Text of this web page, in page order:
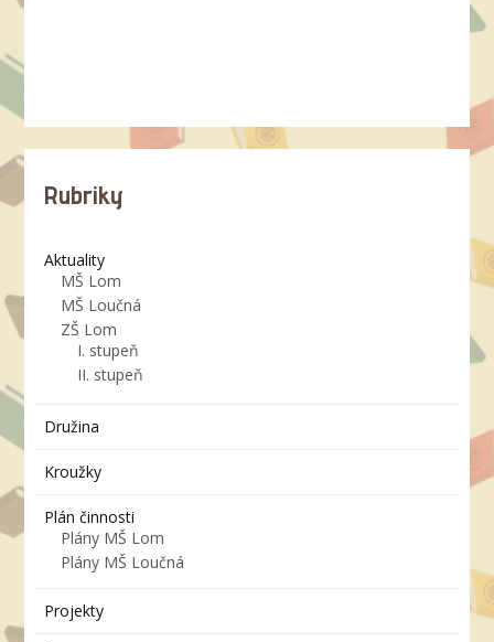
Rubriky
Aktuality
MŠ Lom
MŠ Loučná
ZŠ Lom
I. stupeň
II. stupeň
Družina
Kroužky
Plán činnosti
Plány MŠ Lom
Plány MŠ Loučná
Projekty